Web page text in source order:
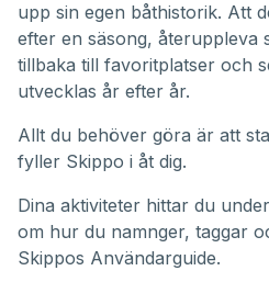
upp sin egen båthistorik. Att
efter en säsong, återuppleva
tillbaka till favoritplatser och
utvecklas år efter år.
Allt du behöver göra är att
fyller Skippo i åt dig.
Dina aktiviteter hittar du under
om hur du namnger, taggar
Skippos Användarguide.